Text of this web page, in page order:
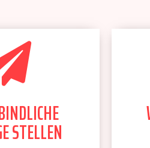
STELLEN